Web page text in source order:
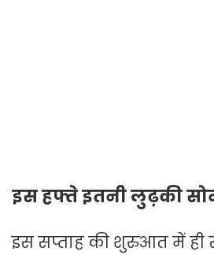
इस हफ्ते इतनी लुढ़की
इस सप्ताह की शुरुआत में ही